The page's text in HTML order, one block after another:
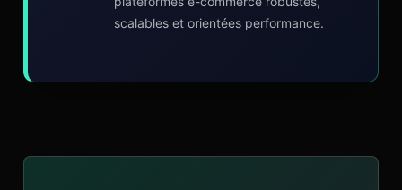
scalables et orientées performance.